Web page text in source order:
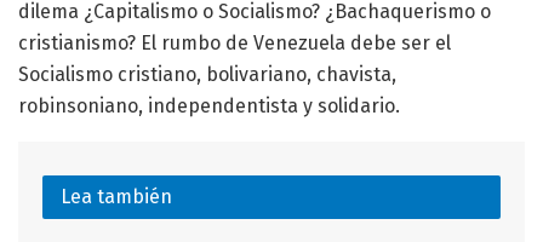
dilema ¿Capitalismo o Socialismo? ¿Bachaquerismo o
cristianismo? El rumbo de Venezuela debe ser el
Socialismo cristiano, bolivariano, chavista,
robinsoniano, independentista y solidario.
Lea también